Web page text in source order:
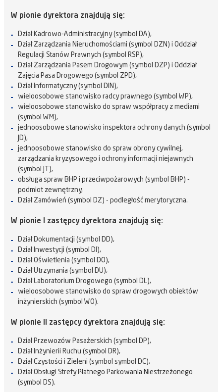
W pionie dyrektora znajdują się:
Dział Kadrowo-Administracyjny (symbol DA),
Dział Zarządzania Nieruchomościami (symbol DZN) i Oddział
Regulacji Stanów Prawnych (symbol RSP),
Dział Zarządzania Pasem Drogowym (symbol DZP) i Oddział
Zajęcia Pasa Drogowego (symbol ZPD),
Dział Informatyczny (symbol DIN),
wieloosobowe stanowisko radcy prawnego (symbol WP),
wieloosobowe stanowisko do spraw współpracy z mediami
(symbol WM),
jednoosobowe stanowisko inspektora ochrony danych (symbol
JD),
jednoosobowe stanowisko do spraw obrony cywilnej,
zarządzania kryzysowego i ochrony informacji niejawnych
(symbol JT),
obsługa spraw BHP i przeciwpożarowych (symbol BHP) -
podmiot zewnętrzny,
Dział Zamówień (symbol DZ) - podległość merytoryczna.
W pionie I zastępcy dyrektora znajdują się:
Dział Dokumentacji (symbol DD),
Dział Inwestycji (symbol DI),
Dział Oświetlenia (symbol DO),
Dział Utrzymania (symbol DU),
Dział Laboratorium Drogowego (symbol DL),
wieloosobowe stanowisko do spraw drogowych obiektów
inżynierskich (symbol WO).
W pionie II zastępcy dyrektora znajdują się:
Dział Przewozów Pasażerskich (symbol DP),
Dział Inżynierii Ruchu (symbol DR),
Dział Czystości i Zieleni (symbol symbol DC),
Dział Obsługi Strefy Płatnego Parkowania Niestrzeżonego
(symbol DS).